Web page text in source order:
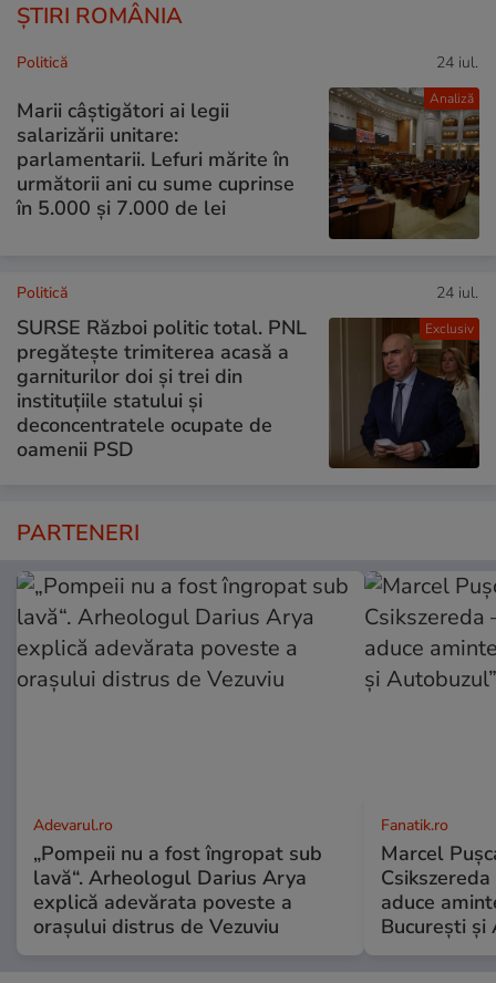
ȘTIRI ROMÂNIA
Analiză
Politică 24 iul.
Marii câștigători ai legii
salarizării unitare:
parlamentarii. Lefuri mărite în
următorii ani cu sume cuprinse
în 5.000 și 7.000 de lei
Exclusiv
Politică 24 iul.
SURSE Război politic total. PNL
pregătește trimiterea acasă a
garniturilor doi și trei din
instituțiile statului și
deconcentratele ocupate de
oamenii PSD
PARTENERI
Adevarul.ro
„Pompeii nu a fost îngropat sub
lavă“. Arheologul Darius Arya
explică adevărata poveste a
orașului distrus de Vezuviu
Fanatik.ro
Marcel
aduce
București și